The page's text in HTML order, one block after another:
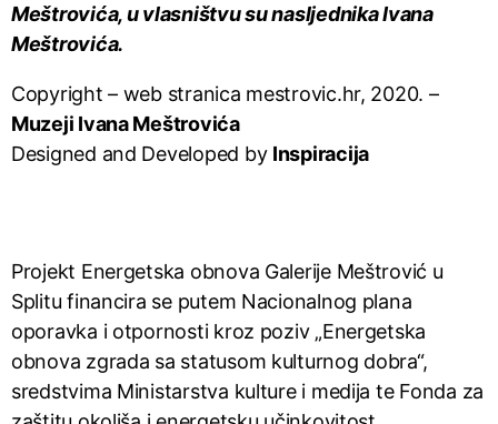
Meštrovića, u vlasništvu su nasljednika Ivana
Meštrovića.
Copyright – web stranica mestrovic.hr, 2020. –
Muzeji Ivana Meštrovića
Designed and Developed by Inspiracija
Projekt Energetska obnova Galerije Meštrović u
Splitu financira se putem Nacionalnog plana
oporavka i otpornosti kroz poziv „Energetska
obnova zgrada sa statusom kulturnog dobra“,
sredstvima Ministarstva kulture i medija te Fonda za